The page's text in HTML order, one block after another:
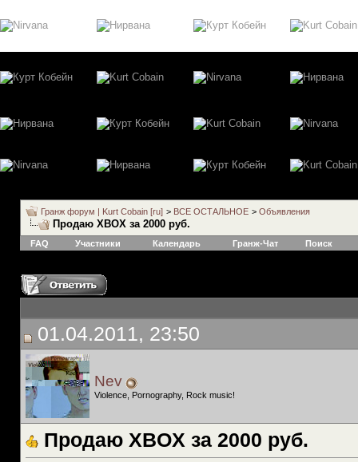
Гранж форум | Kurt Cobain [ru] > ВСЕ ОСТАЛЬНОЕ > Объявления
Продаю XBOX за 2000 руб.
FAQ Участники Календарь Гранж-Чат Поиск
01.04.2011, 23:50
Nev
Violence, Pornography, Rock music!
Продаю XBOX за 2000 руб.